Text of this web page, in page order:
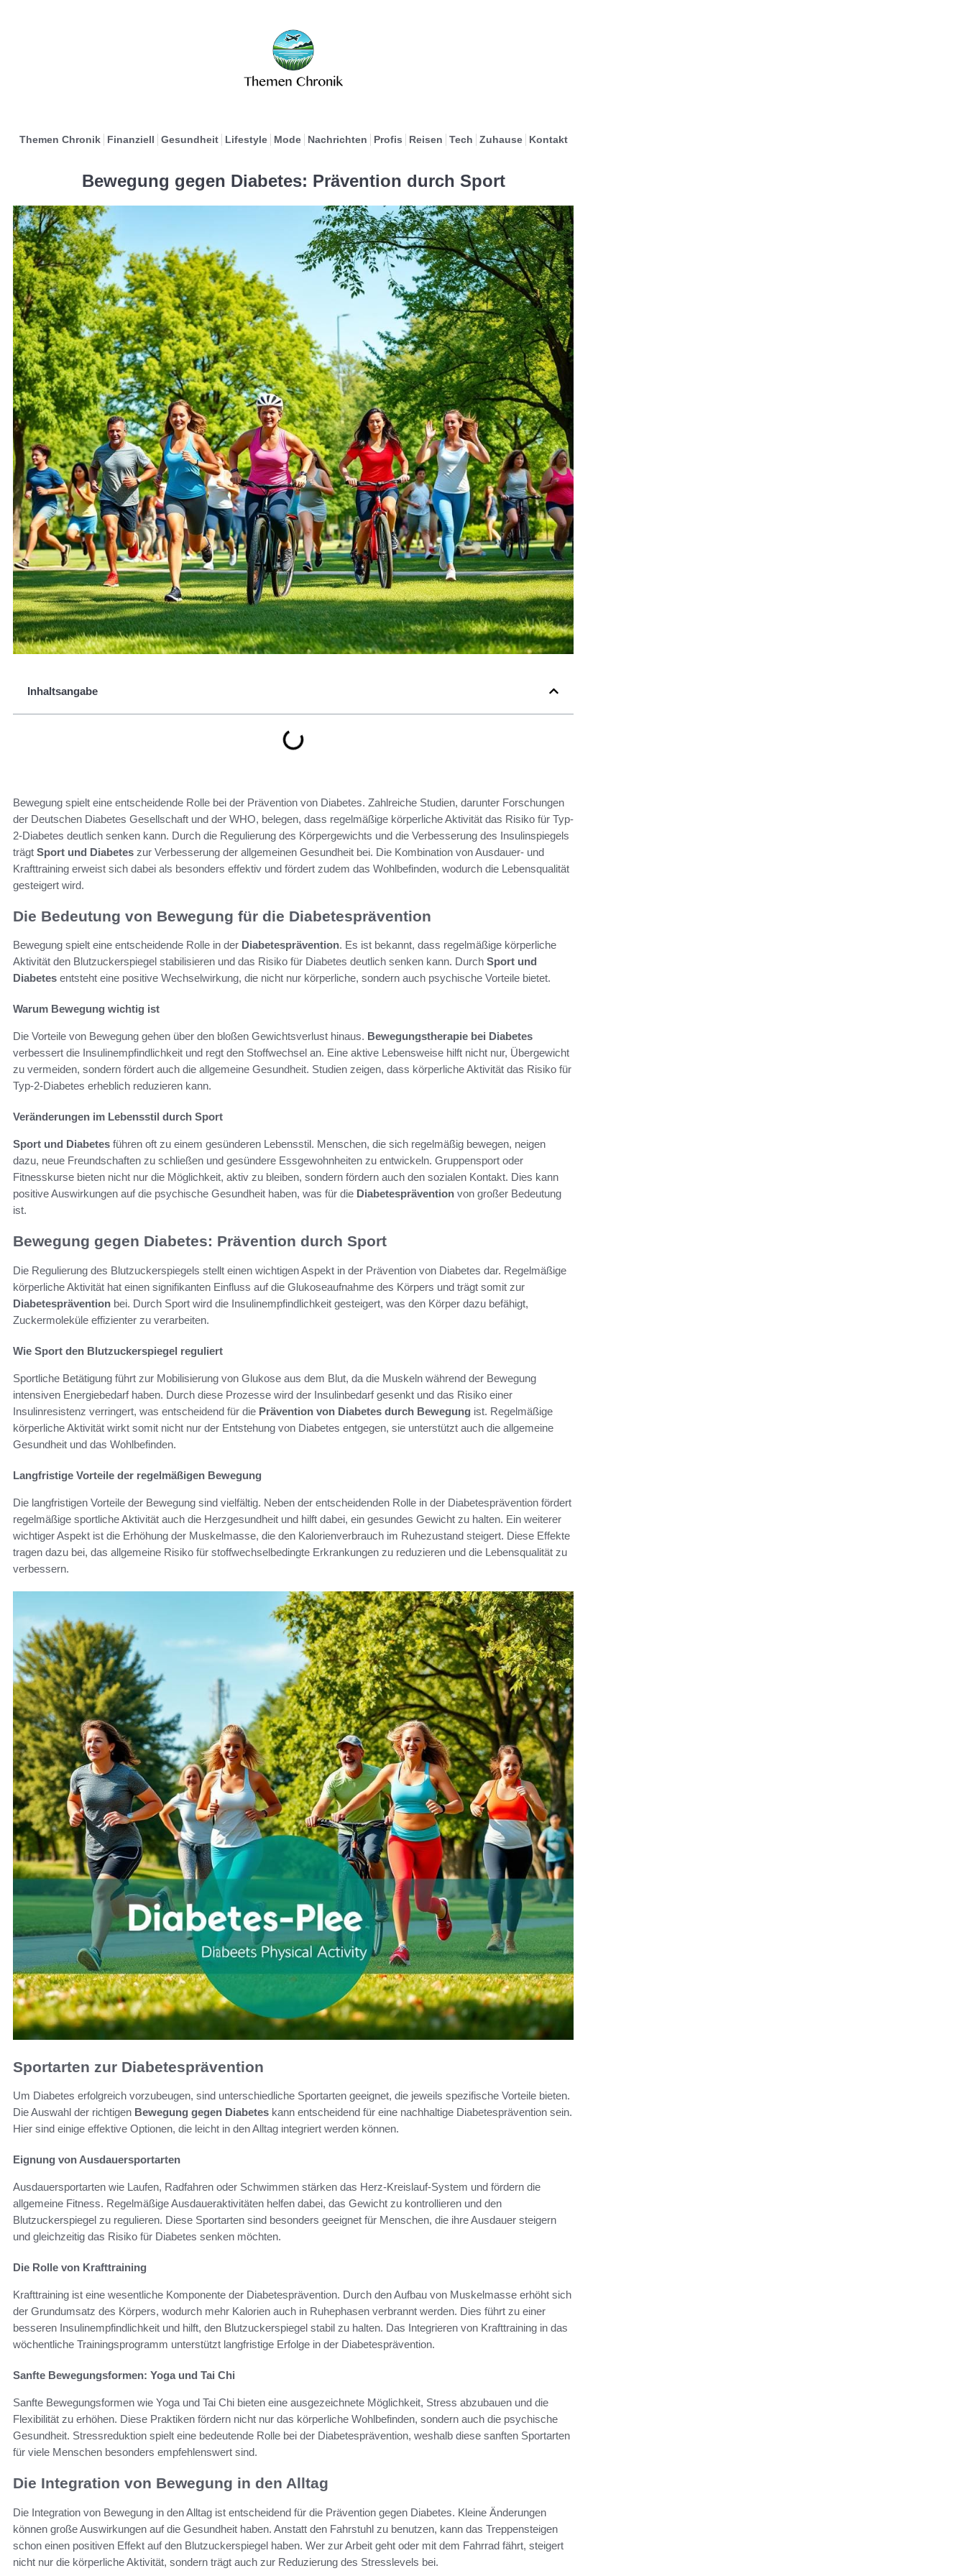
Themen Chronik Finanziell Gesundheit Lifestyle Mode Nachrichten Profis Reisen Tech Zuhause Kontakt
Bewegung gegen Diabetes: Prävention durch Sport
Inhaltsangabe
Bewegung spielt eine entscheidende Rolle bei der Prävention von Diabetes. Zahlreiche Studien, darunter Forschungen
der Deutschen Diabetes Gesellschaft und der WHO, belegen, dass regelmäßige körperliche Aktivität das Risiko für Typ-
2-Diabetes deutlich senken kann. Durch die Regulierung des Körpergewichts und die Verbesserung des Insulinspiegels
trägt Sport und Diabetes zur Verbesserung der allgemeinen Gesundheit bei. Die Kombination von Ausdauer- und
Krafttraining erweist sich dabei als besonders effektiv und fördert zudem das Wohlbefinden, wodurch die Lebensqualität
gesteigert wird.
Die Bedeutung von Bewegung für die Diabetesprävention
Bewegung spielt eine entscheidende Rolle in der Diabetesprävention. Es ist bekannt, dass regelmäßige körperliche
Aktivität den Blutzuckerspiegel stabilisieren und das Risiko für Diabetes deutlich senken kann. Durch Sport und
Diabetes entsteht eine positive Wechselwirkung, die nicht nur körperliche, sondern auch psychische Vorteile bietet.
Warum Bewegung wichtig ist
Die Vorteile von Bewegung gehen über den bloßen Gewichtsverlust hinaus. Bewegungstherapie bei Diabetes
verbessert die Insulinempfindlichkeit und regt den Stoffwechsel an. Eine aktive Lebensweise hilft nicht nur, Übergewicht
zu vermeiden, sondern fördert auch die allgemeine Gesundheit. Studien zeigen, dass körperliche Aktivität das Risiko für
Typ-2-Diabetes erheblich reduzieren kann.
Veränderungen im Lebensstil durch Sport
Sport und Diabetes führen oft zu einem gesünderen Lebensstil. Menschen, die sich regelmäßig bewegen, neigen
dazu, neue Freundschaften zu schließen und gesündere Essgewohnheiten zu entwickeln. Gruppensport oder
Fitnesskurse bieten nicht nur die Möglichkeit, aktiv zu bleiben, sondern fördern auch den sozialen Kontakt. Dies kann
positive Auswirkungen auf die psychische Gesundheit haben, was für die Diabetesprävention von großer Bedeutung
ist.
Bewegung gegen Diabetes: Prävention durch Sport
Die Regulierung des Blutzuckerspiegels stellt einen wichtigen Aspekt in der Prävention von Diabetes dar. Regelmäßige
körperliche Aktivität hat einen signifikanten Einfluss auf die Glukoseaufnahme des Körpers und trägt somit zur
Diabetesprävention bei. Durch Sport wird die Insulinempfindlichkeit gesteigert, was den Körper dazu befähigt,
Zuckermoleküle effizienter zu verarbeiten.
Wie Sport den Blutzuckerspiegel reguliert
Sportliche Betätigung führt zur Mobilisierung von Glukose aus dem Blut, da die Muskeln während der Bewegung
intensiven Energiebedarf haben. Durch diese Prozesse wird der Insulinbedarf gesenkt und das Risiko einer
Insulinresistenz verringert, was entscheidend für die Prävention von Diabetes durch Bewegung ist. Regelmäßige
körperliche Aktivität wirkt somit nicht nur der Entstehung von Diabetes entgegen, sie unterstützt auch die allgemeine
Gesundheit und das Wohlbefinden.
Langfristige Vorteile der regelmäßigen Bewegung
Die langfristigen Vorteile der Bewegung sind vielfältig. Neben der entscheidenden Rolle in der Diabetesprävention fördert
regelmäßige sportliche Aktivität auch die Herzgesundheit und hilft dabei, ein gesundes Gewicht zu halten. Ein weiterer
wichtiger Aspekt ist die Erhöhung der Muskelmasse, die den Kalorienverbrauch im Ruhezustand steigert. Diese Effekte
tragen dazu bei, das allgemeine Risiko für stoffwechselbedingte Erkrankungen zu reduzieren und die Lebensqualität zu
verbessern.
Sportarten zur Diabetesprävention
Um Diabetes erfolgreich vorzubeugen, sind unterschiedliche Sportarten geeignet, die jeweils spezifische Vorteile bieten.
Die Auswahl der richtigen Bewegung gegen Diabetes kann entscheidend für eine nachhaltige Diabetesprävention sein.
Hier sind einige effektive Optionen, die leicht in den Alltag integriert werden können.
Eignung von Ausdauersportarten
Ausdauersportarten wie Laufen, Radfahren oder Schwimmen stärken das Herz-Kreislauf-System und fördern die
allgemeine Fitness. Regelmäßige Ausdaueraktivitäten helfen dabei, das Gewicht zu kontrollieren und den
Blutzuckerspiegel zu regulieren. Diese Sportarten sind besonders geeignet für Menschen, die ihre Ausdauer steigern
und gleichzeitig das Risiko für Diabetes senken möchten.
Die Rolle von Krafttraining
Krafttraining ist eine wesentliche Komponente der Diabetesprävention. Durch den Aufbau von Muskelmasse erhöht sich
der Grundumsatz des Körpers, wodurch mehr Kalorien auch in Ruhephasen verbrannt werden. Dies führt zu einer
besseren Insulinempfindlichkeit und hilft, den Blutzuckerspiegel stabil zu halten. Das Integrieren von Krafttraining in das
wöchentliche Trainingsprogramm unterstützt langfristige Erfolge in der Diabetesprävention.
Sanfte Bewegungsformen: Yoga und Tai Chi
Sanfte Bewegungsformen wie Yoga und Tai Chi bieten eine ausgezeichnete Möglichkeit, Stress abzubauen und die
Flexibilität zu erhöhen. Diese Praktiken fördern nicht nur das körperliche Wohlbefinden, sondern auch die psychische
Gesundheit. Stressreduktion spielt eine bedeutende Rolle bei der Diabetesprävention, weshalb diese sanften Sportarten
für viele Menschen besonders empfehlenswert sind.
Die Integration von Bewegung in den Alltag
Die Integration von Bewegung in den Alltag ist entscheidend für die Prävention gegen Diabetes. Kleine Änderungen
können große Auswirkungen auf die Gesundheit haben. Anstatt den Fahrstuhl zu benutzen, kann das Treppensteigen
schon einen positiven Effekt auf den Blutzuckerspiegel haben. Wer zur Arbeit geht oder mit dem Fahrrad fährt, steigert
nicht nur die körperliche Aktivität, sondern trägt auch zur Reduzierung des Stresslevels bei.